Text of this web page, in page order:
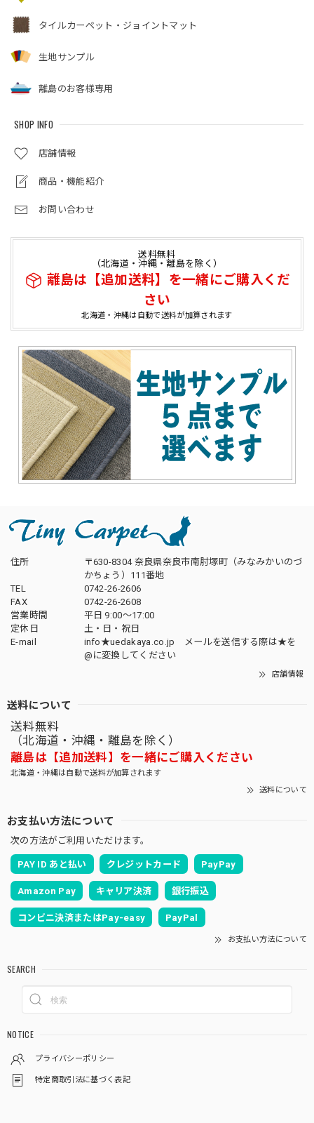
タイルカーペット・ジョイントマット
生地サンプル
離島のお客様専用
SHOP INFO
店舗情報
商品・機能紹介
お問い合わせ
送料無料
（北海道・沖縄・離島を除く）
離島は【追加送料】を一緒にご購入くだ
さい
北海道・沖縄は自動で送料が加算されます
住所
〒630-8304 奈良県奈良市南肘塚町（みなみかいのづ
かちょう）111番地
TEL
0742-26-2606
FAX
0742-26-2608
営業時間
平日 9:00～17:00
定休日
土・日・祝日
E-mail
info★uedakaya.co.jp メールを送信する際は★を
@に変換してください
店舗情報
送料について
送料無料
（北海道・沖縄・離島を除く）
離島は【追加送料】を一緒にご購入ください
北海道・沖縄は自動で送料が加算されます
送料について
お支払い方法について
次の方法がご利用いただけます。
PAY ID あと払い クレジットカード PayPay
Amazon Pay キャリア決済 銀行振込
コンビニ決済またはPay-easy PayPal
お支払い方法について
SEARCH
NOTICE
プライバシーポリシー
特定商取引法に基づく表記